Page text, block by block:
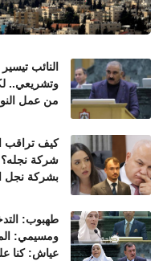
النائب
وتشريعي..
من عمل
كيف تراقب
شركة
بشركة نجل
طهبوب:
ومسيمي:
عياش: كنا